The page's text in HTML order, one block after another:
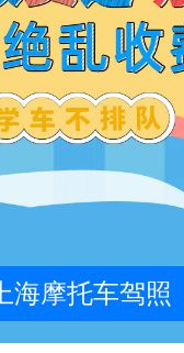
上海摩托车驾照